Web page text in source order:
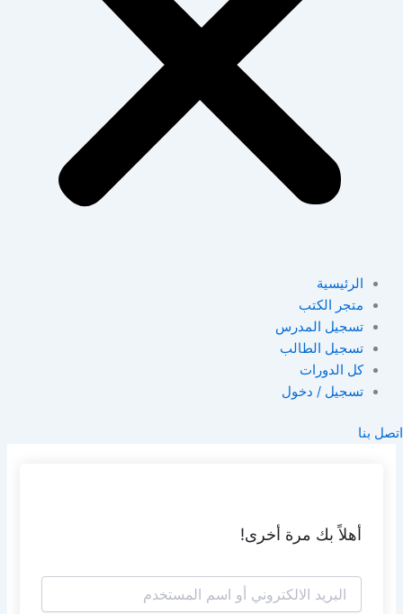
الرئيسية
متجر الكتب
تسجيل المدرس
تسجيل الطالب
كل الدورات
تسجيل / دخول
اتصل بنا
أهلاً بك مرة أخرى!